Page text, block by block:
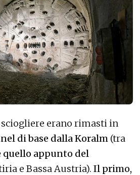
erano rimasti in
di base dalla Koralm (tra
quello appunto del
e Bassa Austria). Il primo,